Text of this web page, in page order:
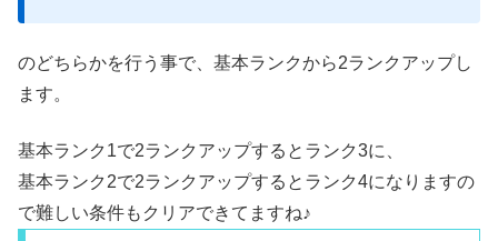
のどちらかを行う事で、基本ランクから2ランクアップし
ます。
基本ランク1で2ランクアップするとランク3に、
基本ランク2で2ランクアップするとランク4になりますの
で難しい条件もクリアできてますね♪